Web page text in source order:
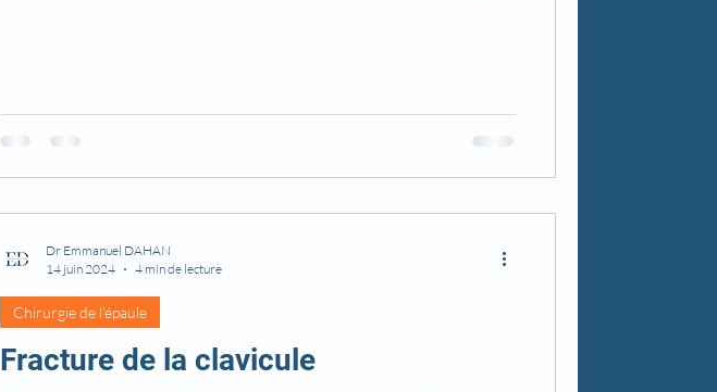
Fracture de la clavicule
Chirurgie de l'épaule
Dr Emmanuel DAHAN
14 juin 2024
4 min de lecture